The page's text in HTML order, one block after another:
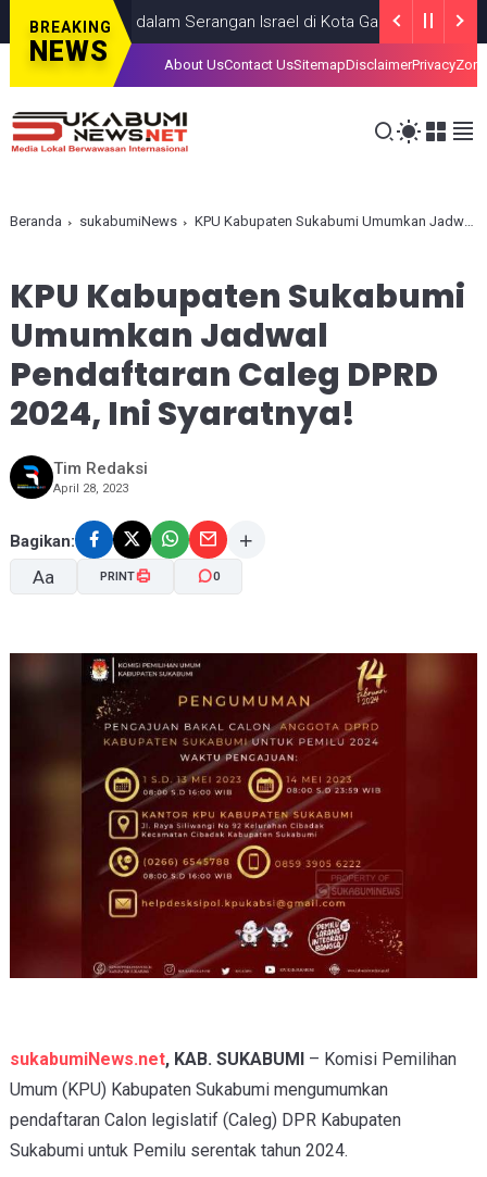
BREAKING
NEWS
Tewas dalam Serangan Israel di Kota Gaza GAZA JULY 19,
About UsContact UsSitemapDisclaimerPrivacy
Beranda sukabumiNews KPU Kabupaten Sukabumi Umumkan Jadwal Pendaftaran Caleg DPRD 2024, Ini Syaratnya!
KPU Kabupaten Sukabumi
Umumkan Jadwal
Pendaftaran Caleg DPRD
2024, Ini Syaratnya!
Tim Redaksi
April 28, 2023
Bagikan:
Aa
A-
PRINT 0
sukabumiNews.net, KAB. SUKABUMI– Komisi Pemilihan
Umum (KPU) Kabupaten Sukabumi mengumumkan
pendaftaran Calon legislatif (Caleg) DPR Kabupaten
Sukabumi untuk Pemilu serentak tahun 2024.